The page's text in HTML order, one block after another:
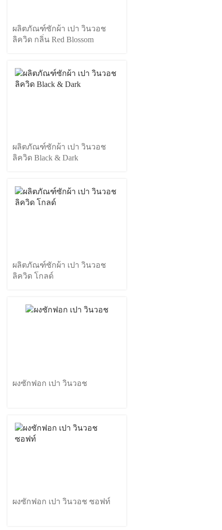
ผลิตภัณฑ์ซักผ้า เปา วินวอช
ลิควิด กลิ่น Red Blossom
ผลิตภัณฑ์ซักผ้า เปา วินวอช
ลิควิด Black & Dark
ผลิตภัณฑ์ซักผ้า เปา วินวอช
ลิควิด โกลด์
ผงซักฟอก เปา วินวอช
ผงซักฟอก เปา วินวอช ซอฟท์